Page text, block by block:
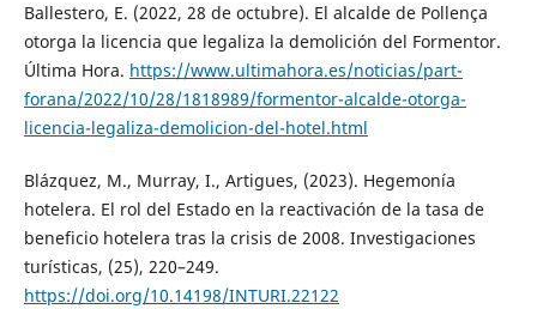
Ballestero, E. (2022, 28 de octubre). El alcalde de Pollença
otorga la licencia que legaliza la demolición del Formentor.
Última Hora. https://www.ultimahora.es/noticias/part-
forana/2022/10/28/1818989/formentor-alcalde-otorga-
licencia-legaliza-demolicion-del-hotel.html
Blázquez, M., Murray, I., Artigues, (2023). Hegemonía
hotelera. El rol del Estado en la reactivación de la tasa de
beneficio hotelera tras la crisis de 2008. Investigaciones
turísticas, (25), 220–249.
https://doi.org/10.14198/INTURI.22122